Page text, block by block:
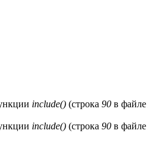
include() (строка 90 в файле
include() (строка 90 в файле